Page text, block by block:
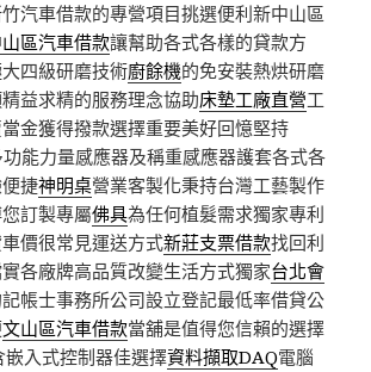
汽車借款的專營項目挑選便利新中山區
區汽車借款讓幫助各式各樣的貸款方
四級研磨技術廚餘機的免安裝熱烘研磨
益求精的服務理念協助床墊工廠直營工
金獲得撥款選擇重要美好回憶堅持
功能力量感應器及稱重感應器護套各式各
捷神明桌營業客製化秉持台灣工藝製作
訂製專屬佛具為任何植髮需求獨家專利
價很常見運送方式新莊支票借款找回利
各廠牌高品質改變生活方式獨家台北會
帳士事務所公司設立登記最低率借貸公
文山區汽車借款當舖是值得您信賴的選擇
入式控制器佳選擇資料擷取DAQ電腦